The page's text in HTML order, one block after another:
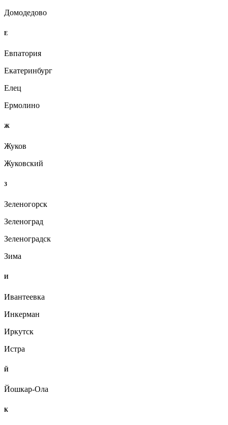
Домодедово
Е
Евпатория
Екатеринбург
Елец
Ермолино
Ж
Жуков
Жуковский
З
Зеленогорск
Зеленоград
Зеленоградск
Зима
И
Ивантеевка
Инкерман
Иркутск
Истра
Й
Йошкар-Ола
К